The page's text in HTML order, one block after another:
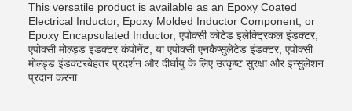
This versatile product is available as an Epoxy Coated
Electrical Inductor, Epoxy Molded Inductor Component, or
Epoxy Encapsulated Inductor, एपोक्सी कोटेड इलेक्ट्रिकल इंडक्टर,
एपोक्सी मोल्ड्ड इंडक्टर कंपोनेंट, या एपोक्सी एनकैप्सुलेटेड इंडक्टर, एपोक्सी
मोल्ड्ड इंडक्टरबेहतर प्रदर्शन और दीर्घायु के लिए उत्कृष्ट सुरक्षा और इन्सुलेशन
प्रदान करना.